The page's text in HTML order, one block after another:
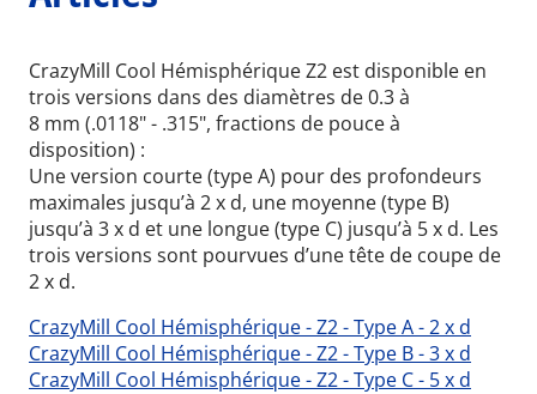
CrazyMill Cool Hémisphérique Z2 est disponible en
trois versions dans des diamètres de 0.3 à
8 mm (.0118" - .315", fractions de pouce à
disposition) :
Une version courte (type A) pour des profondeurs
maximales jusqu’à 2 x d, une moyenne (type B)
jusqu’à 3 x d et une longue (type C) jusqu’à 5 x d. Les
trois versions sont pourvues d’une tête de coupe de
2 x d.
CrazyMill Cool Hémisphérique - Z2 - Type A - 2 x d
CrazyMill Cool Hémisphérique - Z2 - Type B - 3 x d
CrazyMill Cool Hémisphérique - Z2 - Type C - 5 x d